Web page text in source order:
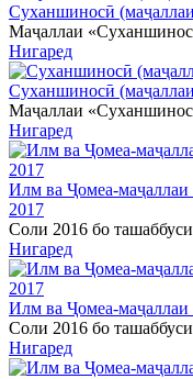
Суханшиносӣ
Маҷаллаи
Нигаред
Суханшиносӣ
Маҷаллаи
Нигаред
Илм ва Ҷомеа-
2017
Соли 2016 бо
Нигаред
Илм ва Ҷомеа-
Соли 2016 бо
Нигаред